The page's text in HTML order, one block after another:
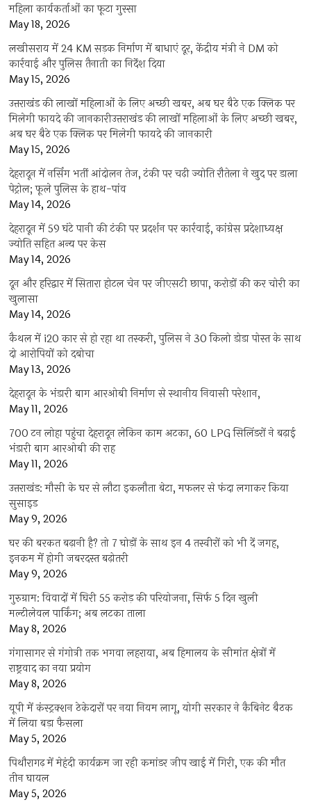
महिला कार्यकर्ताओं का फूटा गुस्सा
May 18, 2026
लखीसराय में 24 KM सड़क निर्माण में बाधाएं दूर, केंद्रीय मंत्री ने DM को
कार्रवाई और पुलिस तैनाती का निर्देश दिया
May 15, 2026
उत्तराखंड की लाखों महिलाओं के लिए अच्छी खबर, अब घर बैठे एक क्लिक पर
मिलेगी फायदे की जानकारीउत्तराखंड की लाखों महिलाओं के लिए अच्छी खबर,
अब घर बैठे एक क्लिक पर मिलेगी फायदे की जानकारी
May 15, 2026
देहरादून में नर्सिंग भर्ती आंदोलन तेज, टंकी पर चढ़ी ज्योति रौतेला ने खुद पर डाला
पेट्रोल; फूले पुलिस के हाथ-पांव
May 14, 2026
देहरादून में 59 घंटे पानी की टंकी पर प्रदर्शन पर कार्रवाई, कांग्रेस प्रदेशाध्यक्ष
ज्योति सहित अन्य पर केस
May 14, 2026
दून और हरिद्वार में सितारा होटल चेन पर जीएसटी छापा, करोड़ों की कर चोरी का
खुलासा
May 14, 2026
कैथल में i20 कार से हो रहा था तस्करी, पुलिस ने 30 किलो डोडा पोस्त के साथ
दो आरोपियों को दबोचा
May 13, 2026
देहरादून के भंडारी बाग आरओबी निर्माण से स्थानीय निवासी परेशान,
May 11, 2026
700 टन लोहा पहुंचा देहरादून लेकिन काम अटका, 60 LPG सिलिंडरों ने बढ़ाई
भंडारी बाग आरओबी की राह
May 11, 2026
उत्तराखंड: मौसी के घर से लौटा इकलौता बेटा, मफलर से फंदा लगाकर किया
सुसाइड
May 9, 2026
घर की बरकत बढ़ानी है? तो 7 घोड़ों के साथ इन 4 तस्वीरों को भी दें जगह,
इनकम में होगी जबरदस्त बढ़ोतरी
May 9, 2026
गुरुग्राम: विवादों में घिरी 55 करोड़ की परियोजना, सिर्फ 5 दिन खुली
मल्टीलेवल पार्किंग; अब लटका ताला
May 8, 2026
गंगासागर से गंगोत्री तक भगवा लहराया, अब हिमालय के सीमांत क्षेत्रों में
राष्ट्रवाद का नया प्रयोग
May 8, 2026
यूपी में कंस्ट्रक्शन ठेकेदारों पर नया नियम लागू, योगी सरकार ने कैबिनेट बैठक
में लिया बड़ा फैसला
May 5, 2026
पिथौरागढ़ में मेहंदी कार्यक्रम जा रही कमांडर जीप खाई में गिरी, एक की मौत
तीन घायल
May 5, 2026